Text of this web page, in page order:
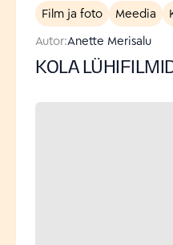
Film ja foto Meedia
Autor:Anette Merisalu
KOLA